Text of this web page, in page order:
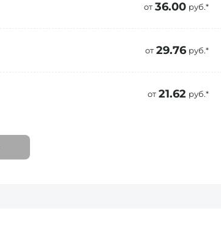
от 36.00 руб.*
от 29.76 руб.*
от 21.62 руб.*